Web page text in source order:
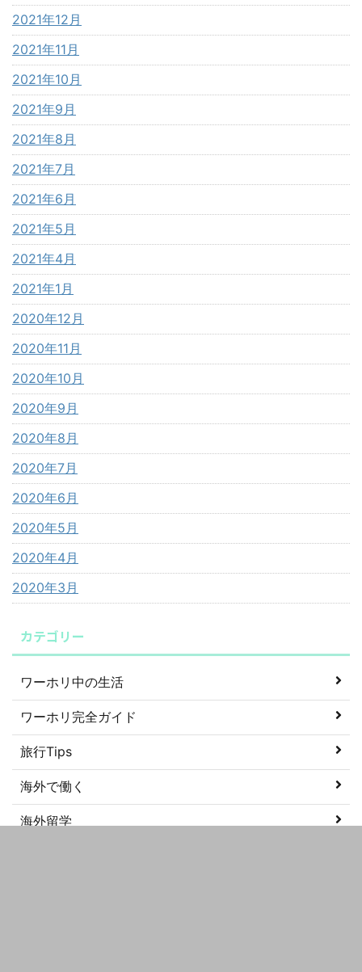
2021年12月
2021年11月
2021年10月
2021年9月
2021年8月
2021年7月
2021年6月
2021年5月
2021年4月
2021年1月
2020年12月
2020年11月
2020年10月
2020年9月
2020年8月
2020年7月
2020年6月
2020年5月
2020年4月
2020年3月
カテゴリー
ワーホリ中の生活
ワーホリ完全ガイド
旅行Tips
海外で働く
海外留学